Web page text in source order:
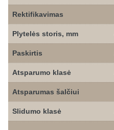
Rektifikavimas
Plytelės storis, mm
Paskirtis
Atsparumo klasė
Atsparumas šalčiui
Slidumo klasė